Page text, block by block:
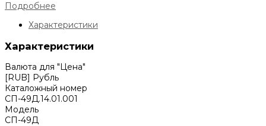
Подробнее
Характеристики
Характеристики
Валюта для "Цена"
[RUB] Рубль
Каталожный номер
СП-49Д.14.01.001
Модель
СП-49Д